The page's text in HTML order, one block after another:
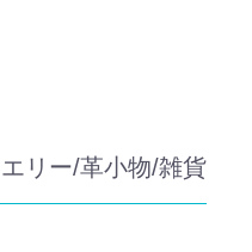
リー/革小物/雑貨